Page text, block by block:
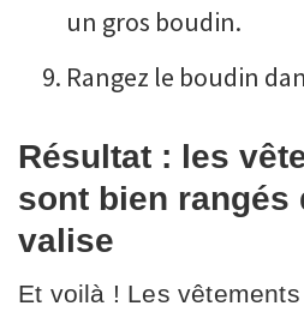
un gros boudin.
Rangez le boudin
Résultat : les
sont bien rangés
valise
Et voilà ! Les